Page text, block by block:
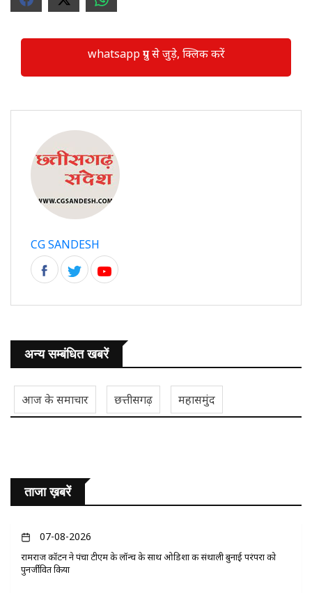
whatsapp ग्रुप से जुड़े, क्लिक करें
CG SANDESH
अन्य सम्बंधित खबरें
आज के समाचार छत्तीसगढ़ महासमुंद
ताजा ख़बरें
07-08-2026
रामराज कॉटन ने पंचा टीएम के लॉन्च के साथ ओडिशा की संथाली बुनाई परंपरा को
पुनर्जीवित किया